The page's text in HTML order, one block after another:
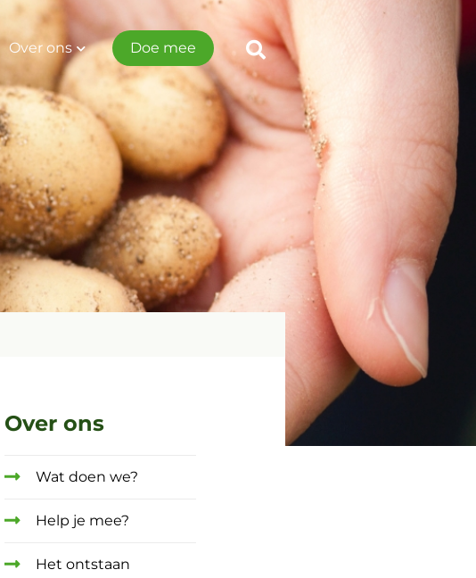
Over ons Doe mee
Over ons
Wat doen we?
Help je mee?
Het ontstaan